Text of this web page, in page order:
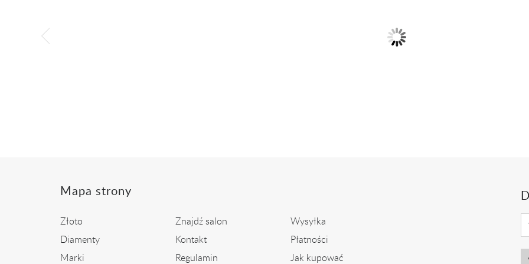
Mapa strony
Złoto
Diamenty
Marki
Znajdź salon
Kontakt
Regulamin
Wysyłka
Płatności
Jak kupować